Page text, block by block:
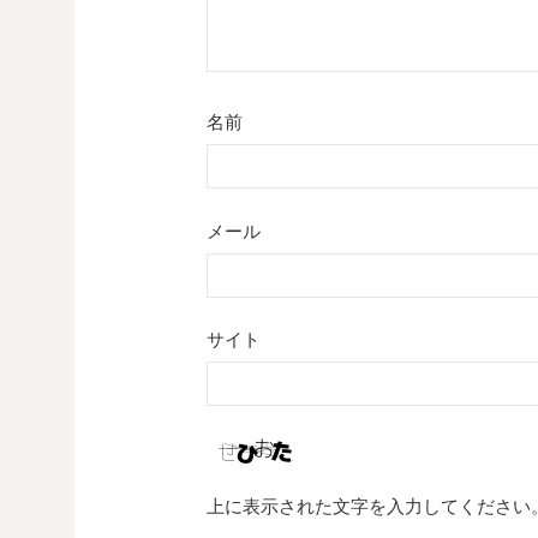
名前
メール
サイト
上に表示された文字を入力してください